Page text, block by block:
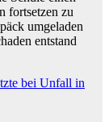
fortsetzen zu
umgeladen
entstand
bei Unfall in